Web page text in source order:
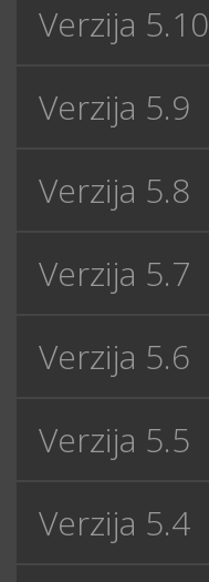
Verzija 5.10
Verzija 5.9
Verzija 5.8
Verzija 5.7
Verzija 5.6
Verzija 5.5
Verzija 5.4